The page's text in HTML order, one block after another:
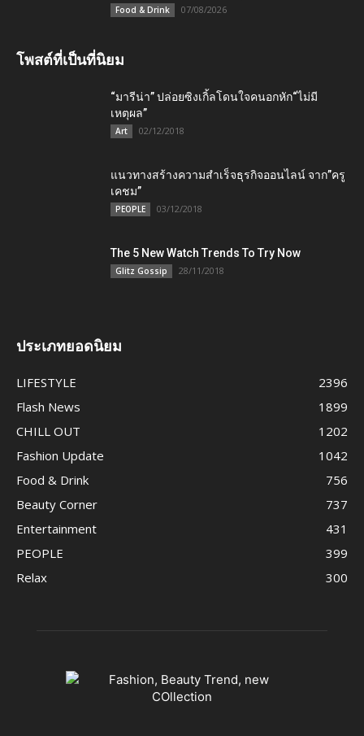
Food & Drink 07/08/2026
โพสต์ที่เป็นที่นิยม
“มารีน่า” ปล่อยซิงเกิ้ลโดนใจคนอกหัก“ไม่มี
เหตุผล”
Art 02/12/2018
แนวทางสร้างความสำเร็จธุรกิจออนไลน์ จาก”ครู
เคชม”
PEOPLE 03/12/2018
The 5 New Watch Trends To Try Now
Glitz Gossip 28/11/2018
ประเภทยอดนิยม
LIFESTYLE
2396
Flash News
1899
CHILL OUT
1202
Fashion Update
1042
Food & Drink
756
Beauty Corner
737
Entertainment
431
PEOPLE
399
Relax
300